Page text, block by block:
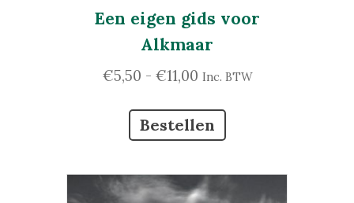
Een eigen gids voor
Alkmaar
€5,50 - €11,00Prijsklasse:
tot
€11,00
Inc. BTW
Bestellen
product
Deze